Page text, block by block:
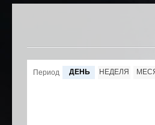
Период ДЕНЬ НЕДЕЛЯ